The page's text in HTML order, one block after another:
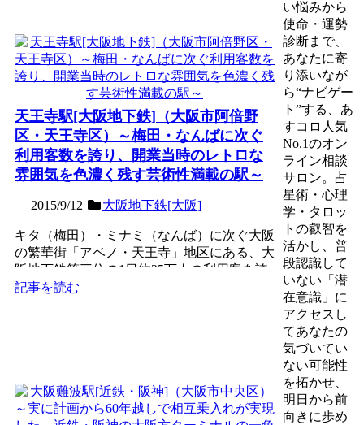
天王寺駅[大阪地下鉄]（大阪市阿倍野
区・天王寺区）～梅田・なんばに次ぐ
利用客数を誇り、開業当時のレトロな
雰囲気を色濃く残す芸術性満載の駅～
2015/9/12 大阪地下鉄[大阪]
キタ（梅田）・ミナミ（なんば）に次ぐ大阪
の繁華街「アベノ・天王寺」地区にある、大
阪地下鉄第三位の1日約25万人の利用客を誇
る中枢駅で、御堂筋...
記事を読む
い悩みから
使命・運勢
診断まで、
あなたに寄
り添いなが
ら“ナビゲー
ト”する、あ
すコロ人気
No.1のオン
ライン相談
サロン。占
星術・心理
学・タロッ
トの叡智を
活かし、普
段認識して
いない「潜
在意識」に
アクセスし
てあなたの
気づいてい
ない可能性
を拓かせ、
明日から前
向きに歩め